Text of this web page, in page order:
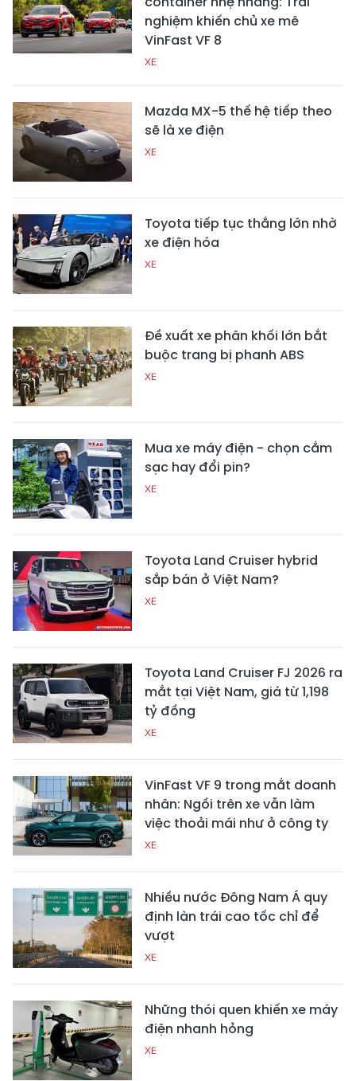
nghiệm khiến chủ xe mê
VinFast VF 8
XE
Mazda MX-5 thế hệ tiếp theo
sẽ là xe điện
XE
Toyota tiếp tục thắng lớn nhờ
xe điện hóa
XE
Đề xuất xe phân khối lớn bắt
buộc trang bị phanh ABS
XE
Mua xe máy điện - chọn cắm
sạc hay đổi pin?
XE
Toyota Land Cruiser hybrid
sắp bán ở Việt Nam?
XE
Toyota Land Cruiser FJ 2026 ra
mắt tại Việt Nam, giá từ 1,198
tỷ đồng
XE
VinFast VF 9 trong mắt doanh
nhân: Ngồi trên xe vẫn làm
việc thoải mái như ở công ty
XE
Nhiều nước Đông Nam Á quy
định làn trái cao tốc chỉ để
vượt
XE
Những thói quen khiến xe máy
điện nhanh hỏng
XE